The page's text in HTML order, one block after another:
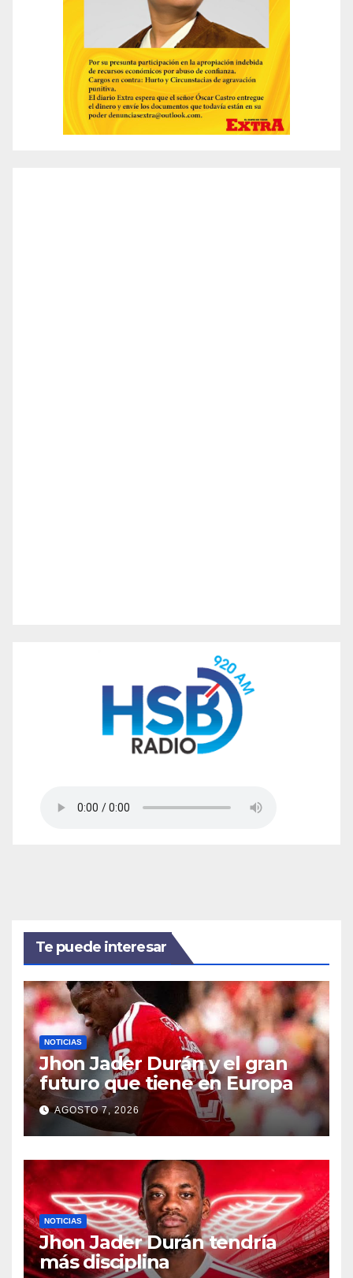
Te puede interesar
NOTICIAS
Jhon Jader Durán y el gran
futuro que tiene en Europa
AGOSTO 7, 2026
NOTICIAS
Jhon Jader Durán tendría
más disciplina